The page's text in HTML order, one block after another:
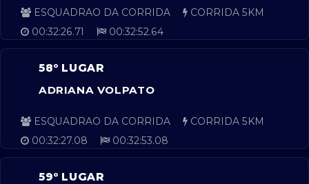
ESQUADRAO DA CORRIDA
CORRIDA 5KM
00:32:26.71
00:32:52.64
58º LUGAR
ADRIANA VOLPATO
ESQUADRAO DA CORRIDA
CORRIDA 5KM
00:32:27.08
00:32:53.08
59º LUGAR